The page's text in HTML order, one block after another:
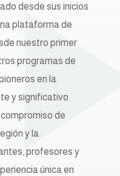
desde sus inicios
plataforma de
nuestro primer
programas de
en la
y significativo
de
y la
profesores y
única en